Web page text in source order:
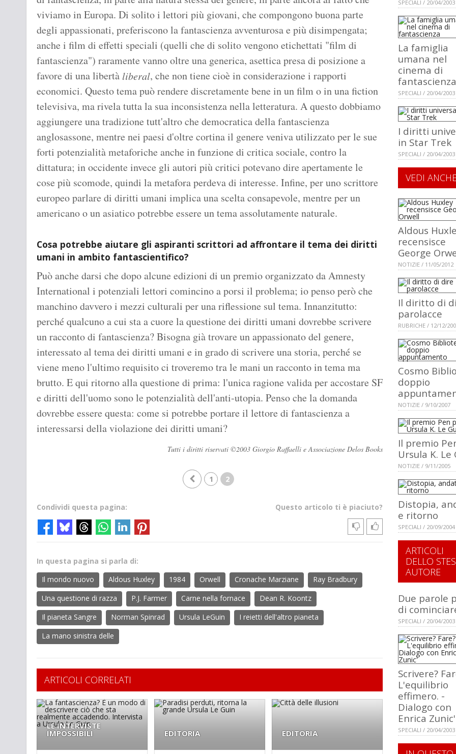
viviamo in Europa. Di solito i lettori più giovani, che compongono buona parte
degli appassionati, preferiscono la fantascienza avventurosa e più disimpengata;
anche i film di effetti speciali (quelli che di solito vengono etichettati "film di
fantascienza") raramente vanno oltre una generica, asettica presa di posizione a
favore di una libertà liberal, che non tiene cioè in considerazione i rapporti
economici. Questo tema può rendere discretamente bene in un film o in una fiction
televisiva, ma rivela tutta la sua inconsistenza nella letteratura. A questo dobbiamo
aggiungere una tradizione tutt'altro che democratica della fantascienza
anglosassone, mentre nei paesi d'oltre cortina il genere veniva utilizzato per le sue
forti potenzialità metaforiche anche in funzione di critica sociale, contro la
dittatura; in occidente invece gli autori più critici potevano dire apertamente le
cose più scomode, quindi la metafora perdeva di interesse. Infine, per uno scrittore
europeo parlare di diritti umani implica una scelta consapevole, mentre per un
americano o un asiatico potrebbe essere un tema assolutamente naturale.
Cosa potrebbe aiutare gli aspiranti scrittori ad affrontare il tema dei diritti
umani in ambito fantascientifico?
Può anche darsi che dopo alcune edizioni di un premio organizzato da Amnesty
International i potenziali lettori comincino a porsi il problema; io penso però che
manchino davvero i mezzi culturali per una riflessione sul tema. Innanzitutto:
perché qualcuno a cui sta a cuore la questione dei diritti umani dovrebbe scrivere
un racconto di fantascienza? Bisogna già trovare un appassionato del genere,
interessato al tema dei diritti umani e in grado di scrivere una storia, perché se
viene meno l'ultimo requisito ci troveremo tra le mani un racconto in tema ma
brutto. E qui ritorno alla questione di prima: l'unica ragione valida per accostare SF
e diritti dell'uomo sono le potenzialità dell'anti-utopia. Penso che la domanda
dovrebbe essere questa: come si potrebbe portare il lettore di fantascienza a
interessarsi della violazione dei diritti umani?
Tutti i diritti riservati ©2003 Giorgio Raffaelli e Associazione Delos Books
1 2
Questo articolo ti è piaciuto?
Condividi questa pagina:
In questa pagina si parla di:
Il mondo nuovo
Aldous Huxley 1984 Orwell Cronache Marziane
Ray Bradbury
Una questione di razza
P.J. Farmer Carne nella fornace
Dean R. Koontz
Il pianeta Sangre
Norman Spinrad Ursula LeGuin
I reietti dell'altro pianeta
La mano sinistra delle
ARTICOLI CORRELATI
LE INTERVISTE
IMPOSSIBILI EDITORIA EDITORIA
SPECIALI / 20/04/2003
La famiglia
umana nel
cinema di
fantascienza
SPECIALI / 20/04/2003
I diritti
in Star Trek
SPECIALI / 20/04/2003
VEDI ANCHE
Aldous
recensisce
George
NOTIZIE / 11/05/2012
Il diritto di
parolacce
RUBRICHE / 12/12/
Cosmo
doppio
NOTIZIE / 9/10/2007
Il premio
Ursula K. Le
NOTIZIE / 9/11/2005
Distopia,
e ritorno
SPECIALI / 20/09/2004
ARTICOLI
DELLO
AUTORE
Due parole
di
SPECIALI / 20/04/2003
Scrivere?
L'equilibrio
effimero. -
Dialogo con
Enrica Zunic'
SPECIALI / 20/04/2003